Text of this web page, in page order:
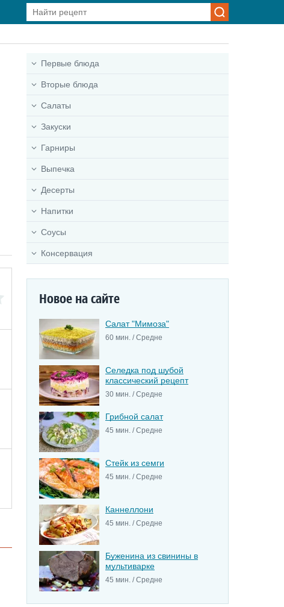
Первые блюда
Вторые блюда
Салаты
Закуски
Гарниры
Выпечка
Десерты
Напитки
Соусы
Консервация
Новое на сайте
Салат "Мимоза"
60 мин. / Средне
Селедка под шубой
классический рецепт
30 мин. / Средне
Грибной салат
45 мин. / Средне
Стейк из семги
45 мин. / Средне
Каннеллони
45 мин. / Средне
Буженина из свинины в
мультиварке
45 мин. / Средне